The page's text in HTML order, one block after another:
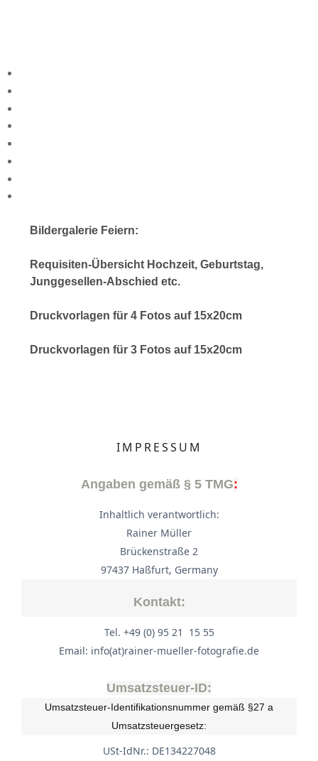
Bildergalerie Feiern:
Requisiten-Übersicht Hochzeit, Geburtstag,
Junggesellen-Abschied etc.
Druckvorlagen für 4 Fotos auf 15x20cm
Druckvorlagen für 3 Fotos auf 15x20cm
IMPRESSUM
Angaben gemäß § 5 TMG:
Inhaltlich verantwortlich:
Rainer Müller
Brückenstraße 2
97437 Haßfurt, Germany
Kontakt:
Tel. +49 (0) 95 21 15 55
Email: info(at)rainer-mueller-fotografie.de
Umsatzsteuer-ID:
Umsatzsteuer-Identifikationsnummer gemäß §27 a
Umsatzsteuergesetz:
USt-IdNr.: DE134227048